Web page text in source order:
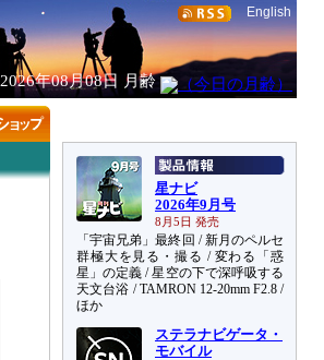
English
2026年08月08日 月齢
星ナビ
2026年9月号
8月5日 発売
「宇宙兄弟」最終回 / 新月のペルセ
群極大を見る・撮る / 変わる「惑
星」の定義 / 星空の下で深呼吸する
天文台浴 / TAMRON 12-20mm F2.8 /
ほか
ステラナビゲータ・
モバイル